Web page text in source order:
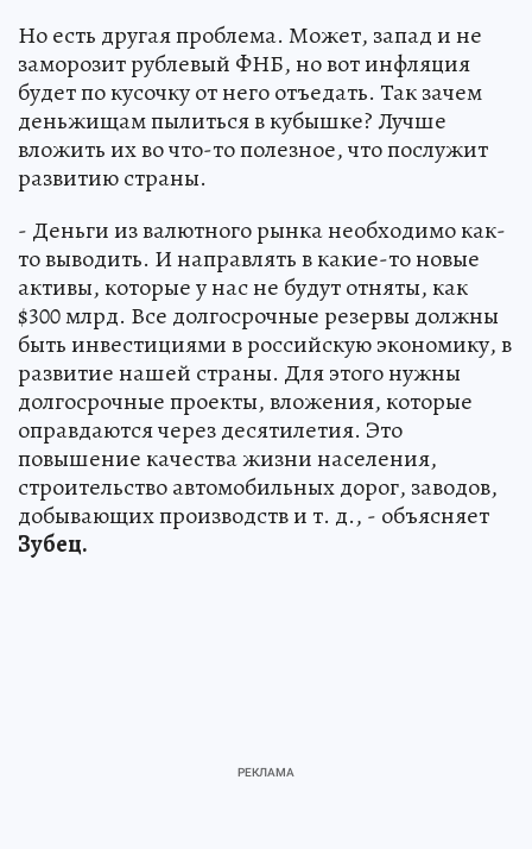
Но есть другая проблема. Может, запад и не
заморозит рублевый ФНБ, но вот инфляция
будет по кусочку от него отъедать. Так зачем
деньжищам пылиться в кубышке? Лучше
вложить их во что-то полезное, что послужит
развитию страны.
- Деньги из валютного рынка необходимо как-
то выводить. И направлять в какие-то новые
активы, которые у нас не будут отняты, как
$300 млрд. Все долгосрочные резервы должны
быть инвестициями в российскую экономику, в
развитие нашей страны. Для этого нужны
долгосрочные проекты, вложения, которые
оправдаются через десятилетия. Это
повышение качества жизни населения,
строительство автомобильных дорог, заводов,
добывающих производств и т. д., - объясняет
Зубец.